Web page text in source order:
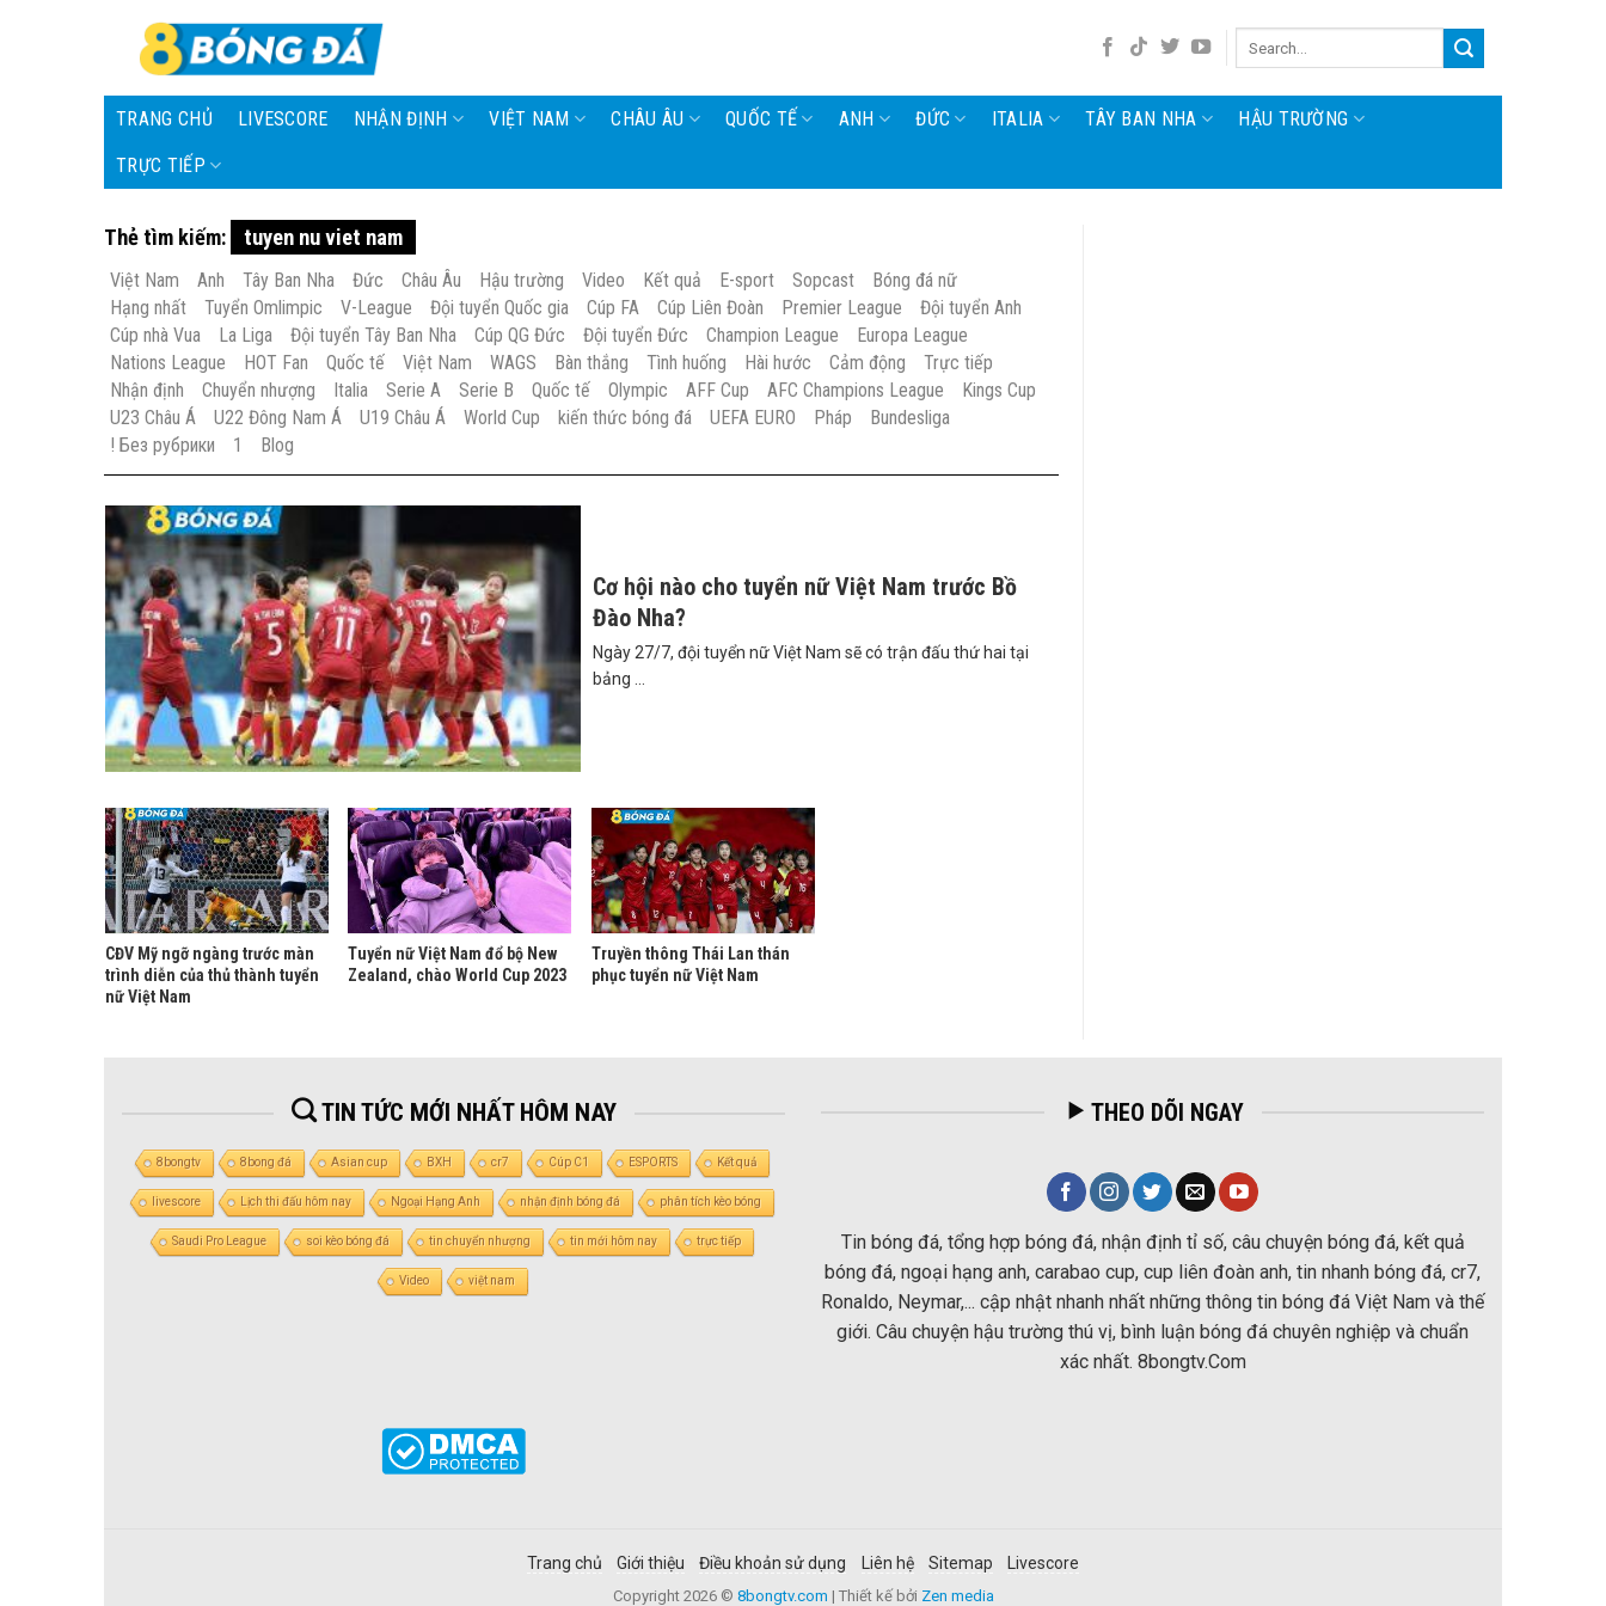
content
TRANG CHỦ
LIVESCORE NHẬN ĐỊNH VIỆT NAM CHÂU ÂU QUỐC TẾ ANH ĐỨC ITALIA TÂY BAN NHA HẬU TRƯỜNG
TRỰC TIẾP
Thẻ tìm kiếm: tuyen nu viet nam
Việt Nam Anh Tây Ban Nha Đức Châu Âu Hậu trường Video Kết quả E-sport Sopcast
Bóng đá nữ
Hạng nhất
Tuyển Omlimpic V-League Đội tuyển Quốc gia Cúp FA Cúp Liên Đoàn Premier League
Đội tuyển Anh
Cúp nhà Vua
La Liga Đội tuyển Tây Ban Nha Cúp QG Đức Đội tuyển Đức Champion League
Europa League
Nations League
HOT Fan Quốc tế Việt Nam WAGS Bàn thắng Tình huống Hài hước Cảm động
Trực tiếp
Nhận định
Chuyển nhượng Italia Serie A Serie B Quốc tế Olympic AFF Cup AFC Champions League
Kings Cup
U23 Châu Á
U22 Đông Nam Á U19 Châu Á World Cup kiến thức bóng đá UEFA EURO Pháp
Bundesliga
! Без рубрики
1 Blog
Cơ hội nào cho tuyển nữ Việt Nam trước Bồ
Đào Nha?
Ngày 27/7, đội tuyển nữ Việt Nam sẽ có trận đấu thứ hai tại
bảng ...
CĐV Mỹ ngỡ ngàng trước màn
trình diễn của thủ thành tuyển
nữ Việt Nam
Tuyển nữ Việt Nam đổ bộ New
Zealand, chào World Cup 2023
Truyền thông Thái Lan thán
phục tuyển nữ Việt Nam
TIN TỨC MỚI NHẤT HÔM NAY
8bongtv 8bong đá Asian cup BXH cr7 Cúp C1 ESPORTS Kết quả
livescore Lịch thi đấu hôm nay Ngoại Hạng Anh nhận định bóng đá phân tích kèo bóng
Saudi Pro League soi kèo bóng đá tin chuyển nhượng tin mới hôm nay trực tiếp
Video việt nam
THEO DÕI NGAY
Tin bóng đá, tổng hợp bóng đá, nhận định tỉ số, câu chuyện bóng đá, kết quả
bóng đá, ngoại hạng anh, carabao cup, cup liên đoàn anh, tin nhanh bóng đá, cr7,
Ronaldo, Neymar,... cập nhật nhanh nhất những thông tin bóng đá Việt Nam và thế
giới. Câu chuyện hậu trường thú vị, bình luận bóng đá chuyên nghiệp và chuẩn
xác nhất. 8bongtv.Com
Trang chủ Giới thiệu Điều khoản sử dụng Liên hệ Sitemap Livescore
Copyright 2026 © 8bongtv.com | Thiết kế bởi Zen media